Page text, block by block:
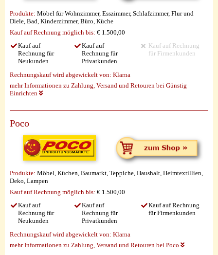
Produkte: Möbel für Wohnzimmer, Esszimmer, Schlafzimmer, Flur und
Diele, Bad, Kinderzimmer, Büro, Küche
Kauf auf Rechnung möglich bis: € 1.500,00
Kauf auf
Rechnung für
Neukunden
Kauf auf
Rechnung für
Privatkunden
Kauf auf Rechnung
für Firmenkunden
Rechnungskauf wird abgewickelt von: Klarna
mehr Informationen zu Zahlung, Versand und Retouren bei Günstig
Einrichten
Poco
Produkte: Möbel, Küchen, Baumarkt, Teppiche, Haushalt, Heimtextillien,
Deko, Lampen
Kauf auf Rechnung möglich bis: € 1.500,00
Kauf auf
Rechnung für
Neukunden
Kauf auf
Rechnung für
Privatkunden
Kauf auf Rechnung
für Firmenkunden
Rechnungskauf wird abgewickelt von: Klarna
mehr Informationen zu Zahlung, Versand und Retouren bei Poco